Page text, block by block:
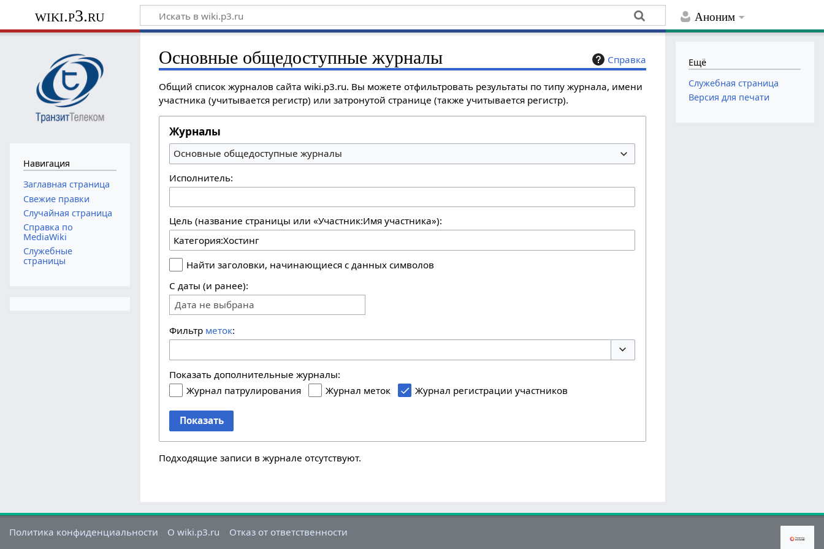
Аноним
wiki.p3.ru
Справка
Основные общедоступные журналы
Общий список журналов сайта wiki.p3.ru. Вы можете отфильтровать результаты по типу журнала, имени
участника (учитывается регистр) или затронутой странице (также учитывается регистр).
Журналы
Основные общедоступные журналы
Исполнитель:
Цель (название страницы или «Участник:Имя участника»):
Найти заголовки, начинающиеся с данных символов
С даты (и ранее):
Дата не выбрана
Фильтр меток:
Показать дополнительные журналы:
Журнал патрулирования
Журнал меток Журнал регистрации участников
Показать
Подходящие записи в журнале отсутствуют.
Навигация
Заглавная страница
Свежие правки
Случайная страница
Справка по
MediaWiki
Служебные
страницы
Ещё
Служебная страница
Версия для печати
Политика конфиденциальности О wiki.p3.ru Отказ от ответственности